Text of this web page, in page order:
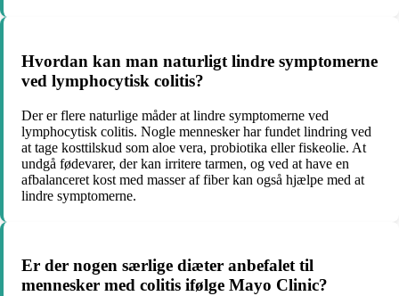
Hvordan kan man naturligt lindre symptomerne
ved lymphocytisk colitis?
Der er flere naturlige måder at lindre symptomerne ved
lymphocytisk colitis. Nogle mennesker har fundet lindring ved
at tage kosttilskud som aloe vera, probiotika eller fiskeolie. At
undgå fødevarer, der kan irritere tarmen, og ved at have en
afbalanceret kost med masser af fiber kan også hjælpe med at
lindre symptomerne.
Er der nogen særlige diæter anbefalet til
mennesker med colitis ifølge Mayo Clinic?